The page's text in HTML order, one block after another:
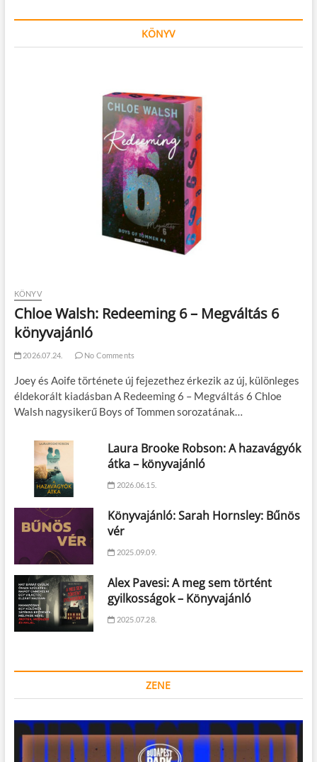
KÖNYV
KÖNYV
Chloe Walsh: Redeeming 6 – Megváltás 6
könyvajánló
2026.07.24. No Comments
Joey és Aoife története új fejezethez érkezik az új, különleges
éldekorált kiadásban A Redeeming 6 – Megváltás 6 Chloe
Walsh nagysikerű Boys of Tommen sorozatának…
Laura Brooke Robson: A hazavágyók
átka – könyvajánló
2026.06.15.
Könyvajánló: Sarah Hornsley: Bűnös
vér
2025.09.09.
Alex Pavesi: A meg sem történt
gyilkosságok – Könyvajánló
2025.07.28.
ZENE